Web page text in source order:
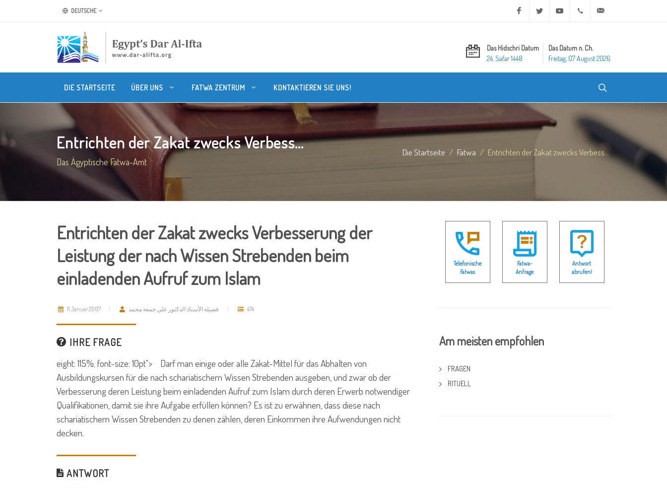
DEUTSCHE Facebook Twitter Youtube +20 2 25970400
Das Hidschri Datum
24. Safar 1448
Das Datum n. Ch.
Freitag, 07 August 2026
DIE STARTSEITE ÜBER UNS FATWA ZENTRUM KONTAKTIEREN SIE UNS!
Entrichten der Zakat zwecks Verbess...
Das Ägyptische Fatwa-Amt
Die Startseite Fatwa Entrichten der Zakat zwecks Verbess...
Entrichten der Zakat zwecks Verbesserung der
Leistung der nach Wissen Strebenden beim
einladenden Aufruf zum Islam
11 Januar 2007 فضيلة الأستاذ الدكتور علي جمعة محمد 474
IHRE FRAGE
eight: 115%; font-size: 10pt"> Darf man einige oder alle Zakat-Mittel für das Abhalten von
Ausbildungskursen für die nach schariatischem Wissen Strebenden ausgeben, und zwar ob der
Verbesserung deren Leistung beim einladenden Aufruf zum Islam durch deren Erwerb notwendiger
Qualifikationen, damit sie ihre Aufgabe erfüllen können? Es ist zu erwähnen, dass diese nach
schariatischem Wissen Strebenden zu denen zählen, deren Einkommen ihre Aufwendungen nicht
decken.
ANTWORT
Telefonische
Fatwas
Fatwa-
Anfrage
Antwort
abrufen!
Am meisten empfohlen
FRAGEN
RITUELL